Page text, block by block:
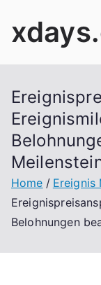
Home
Ereignis
Belohnungen